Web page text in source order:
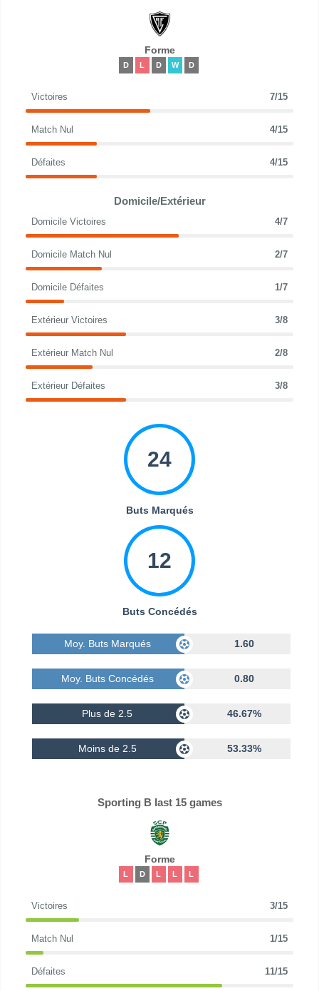
Forme
D L D W D
Victoires 7/15
Match Nul 4/15
Défaites 4/15
Domicile/Extérieur
Domicile Victoires 4/7
Domicile Match Nul 2/7
Domicile Défaites 1/7
Extérieur Victoires 3/8
Extérieur Match Nul 2/8
Extérieur Défaites 3/8
24
Buts Marqués
12
Buts Concédés
Moy. Buts Marqués 1.60
Moy. Buts Concédés 0.80
Plus de 2.5 46.67%
Moins de 2.5 53.33%
Sporting B last 15 games
Forme
L D L L L
Victoires 3/15
Match Nul 1/15
Défaites 11/15